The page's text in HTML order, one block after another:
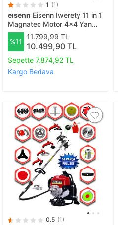
1 (1)
eısenn Eisenn Iwerety 11 in 1
Magnatec Motor 4x4 Yan
Tırpan Full Aparatlı 20 HPX
Benzinli Motorlu Ot Çalı Çim
Biçme Makinası
%11
11.799,99 TL
10.499,90 TL
Sepette 7.874,92 TL
Kargo Bedava
0.5 (1)